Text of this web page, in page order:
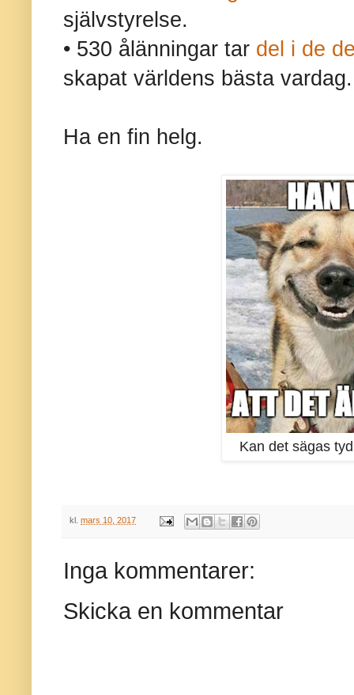
självstyrelse.
• 530 ålänningar tar del i de
skapat världens bästa vardag.
Ha en fin helg.
Kan det sägas
kl. mars 10, 2017
Inga kommentarer:
Skicka en kommentar